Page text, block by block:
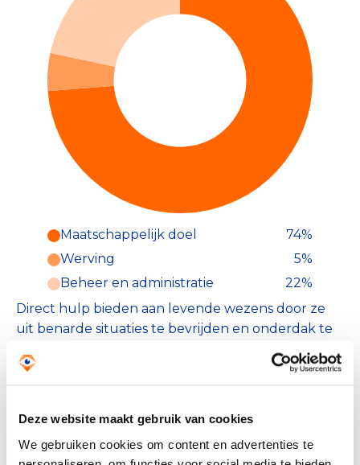
Deze website maakt gebruik van cookies
We gebruiken cookies om content en advertenties te
Maatschappelijk doel
74%
Werving
5%
Beheer en administratie
22%
Direct hulp bieden aan levende wezens door ze
uit benarde situaties te bevrijden en onderdak te
hiervan in kaart brengen én zo mogelijk de
oorzaken weg te nemen om een veilige toekomst